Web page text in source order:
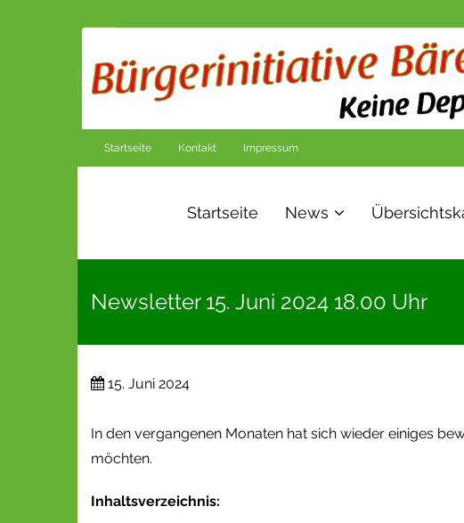
Startseite Kontakt Impressum
Startseite News
Newsletter 15. Juni 2024 18.00 Uhr
15. Juni 2024
In den vergangenen Monaten hat sich wieder einiges
möchten.
Inhaltsverzeichnis: